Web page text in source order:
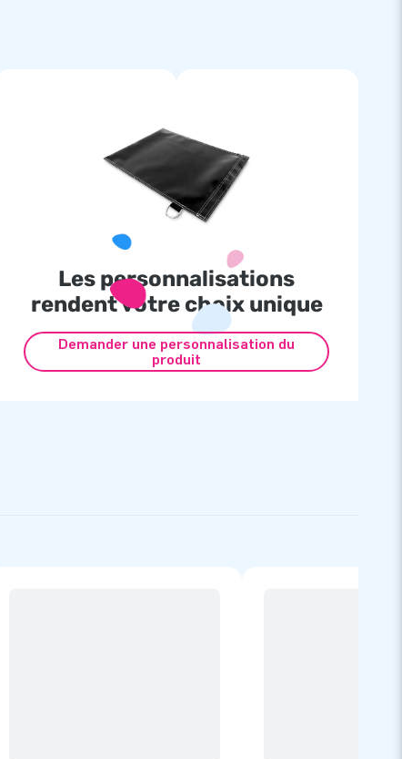
Les personnalisations
rendent votre choix unique
Demander une personnalisation du
produit